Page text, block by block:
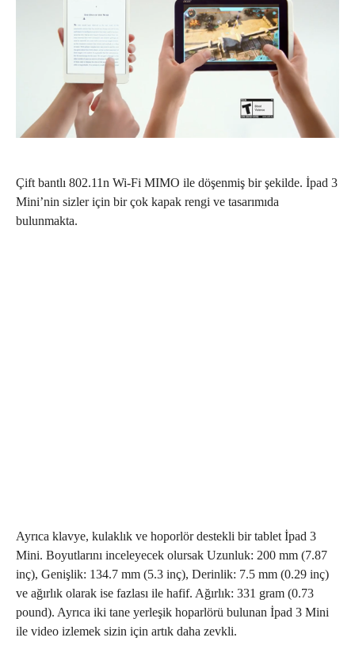
Çift bantlı 802.11n Wi-Fi MIMO ile döşenmiş bir şekilde. İpad 3
Mini’nin sizler için bir çok kapak rengi ve tasarımıda
bulunmakta.
Ayrıca klavye, kulaklık ve hoporlör destekli bir tablet İpad 3
Mini. Boyutlarını inceleyecek olursak Uzunluk: 200 mm (7.87
inç), Genişlik: 134.7 mm (5.3 inç), Derinlik: 7.5 mm (0.29 inç)
ve ağırlık olarak ise fazlası ile hafif. Ağırlık: 331 gram (0.73
pound). Ayrıca iki tane yerleşik hoparlörü bulunan İpad 3 Mini
ile video izlemek sizin için artık daha zevkli.